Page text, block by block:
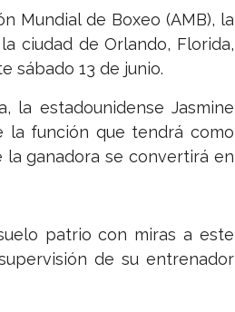
Mundial de Boxeo (AMB), la
ciudad de Orlando, Florida,
sábado 13 de junio.
la estadounidense Jasmine
la función que tendrá como
la ganadora se convertirá en
patrio con miras a este
de su entrenador